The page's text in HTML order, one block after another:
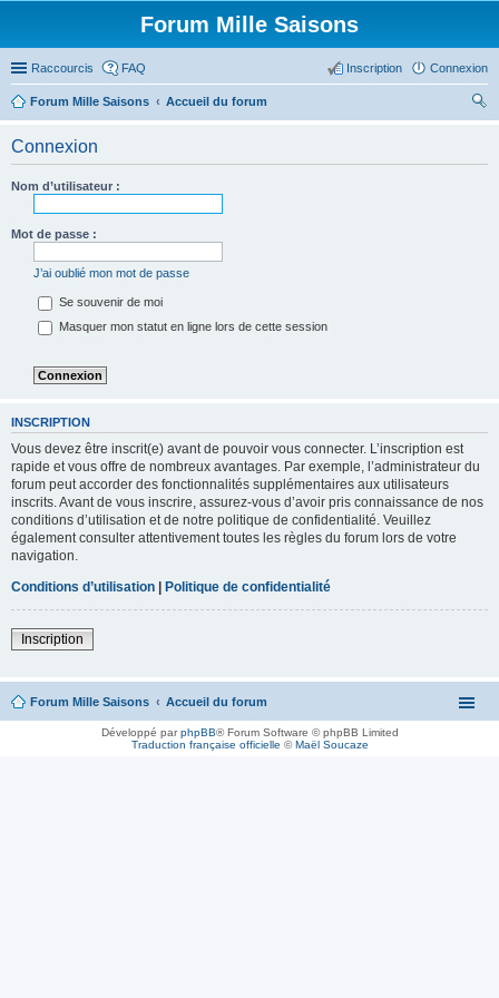
Forum Mille Saisons
Raccourcis FAQ Connexion
Inscription
Forum Mille Saisons
Accueil du forum
Connexion
Nom d’utilisateur :
Mot de passe :
J’ai oublié mon mot de passe
Se souvenir de moi
Masquer mon statut en ligne lors de cette session
INSCRIPTION
Vous devez être inscrit(e) avant de pouvoir vous connecter. L’inscription est
rapide et vous offre de nombreux avantages. Par exemple, l’administrateur du
forum peut accorder des fonctionnalités supplémentaires aux utilisateurs
inscrits. Avant de vous inscrire, assurez-vous d’avoir pris connaissance de nos
conditions d’utilisation et de notre politique de confidentialité. Veuillez
également consulter attentivement toutes les règles du forum lors de votre
navigation.
Conditions d’utilisation | Politique de confidentialité
Inscription
Forum Mille Saisons Accueil du forum
Développé parphpBB® Forum Software © phpBB Limited
Traduction française officielle ©Maël Soucaze